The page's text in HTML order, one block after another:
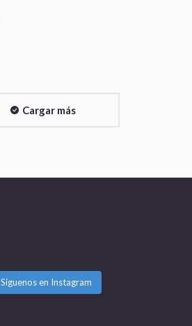
Cargar más
Síguenos en Instagram